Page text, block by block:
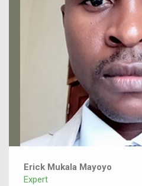
Erick Mukala Mayoyo
Expert